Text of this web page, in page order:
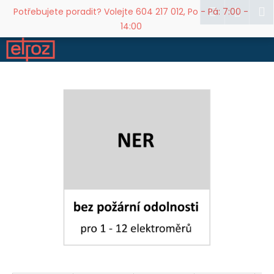
Potřebujete poradit? Volejte 604 217 012, Po - Pá: 7:00 -
14:00
Hledat
š
C